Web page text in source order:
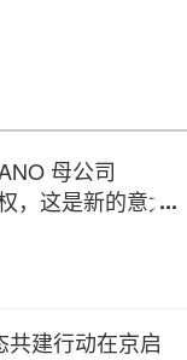
母公司
，这是新的意大
建行动在京启